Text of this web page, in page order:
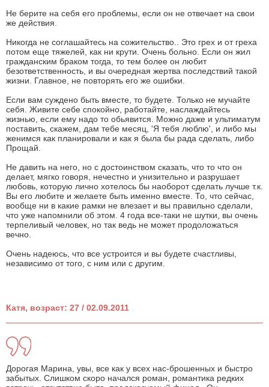
Не берите на себя его проблемы, если он не отвечает на свои
же действия.
Никогда не соглашайтесь на сожительство.. Это грех и от греха
потом еще тяжелей, как ни крути. Очень больно. Если он жил
гражданским браком тогда, то тем более он любит
безответственность, и вы очередная жертва последствий такой
жизни. Главное, не повторять его же ошибки.
Если вам суждено быть вместе, то будете. Только не мучайте
себя. Живите себе спокойно, работайте, наслаждайтесь
жизнью, если ему надо то обьявится. Можно даже и ультиматум
поставить, скажем, дам тебе месяц, 'Я тебя люблю', и либо мы
женимся как планировали и как я была бы рада сделать, либо
Прощай.
Не давить на него, но с достоинством сказать, что то что он
делает, мягко говоря, нечестно и унизительно и разрушает
любовь, которую лично хотелось бы наоборот сделать лучше т.к.
Вы его любите и желаете быть именно вместе. То, что сейчас,
вообще ни в какие рамки не влезает и вы правильно сделали,
что уже напомнили об этом. 4 года все-таки не шутки, вы очень
терпеливый человек, но так ведь не может продоложаться
вечно.
Очень надеюсь, что все устроится и вы будете счастливы,
независимо от того, с ним или с другим.
Катя, возраст: 27 / 02.09.2011
Дорогая Марина, увы, все как у всех нас-брошенных и быстро
забытых. Слишком скоро начался роман, романтика редких